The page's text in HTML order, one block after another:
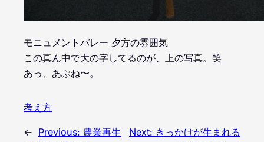
モニュメントバレー 夕方の雰囲気
この真ん中で大の字してるのが、上の写真。笑
あっ、あぶね〜。
考え方
← Previous: 農業再生
Next: きっかけが生まれる